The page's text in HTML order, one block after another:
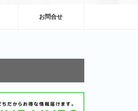
お問合せ